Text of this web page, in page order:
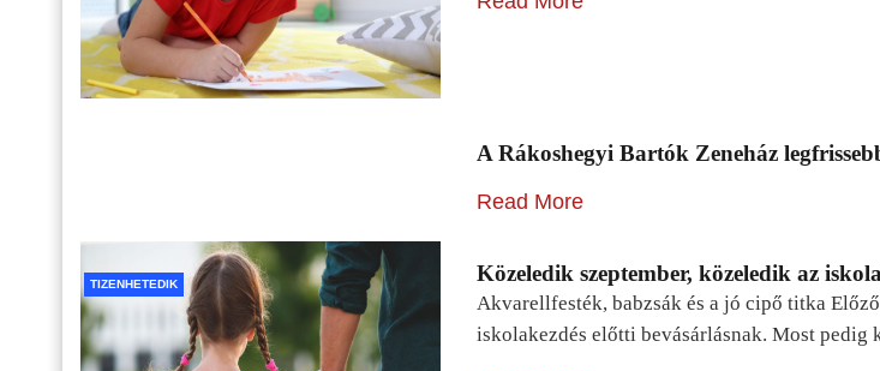
A Rákoshegyi Bartók Zeneház
Read More
TIZENHETEDIK Közeledik szeptember, közeledik az
Akvarellfesték, babzsák és a jó cipő titka
iskolakezdés előtti bevásárlásnak. Most pedig